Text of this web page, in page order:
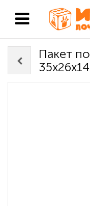
Пакет